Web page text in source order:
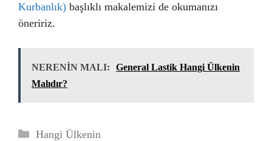
Kurbanlık) başlıklı makalemizi de okumanızı
öneririz.
NERENİN MALI:
General Lastik Hangi Ülkenin
Malıdır?
Kategoriler
Hangi Ülkenin